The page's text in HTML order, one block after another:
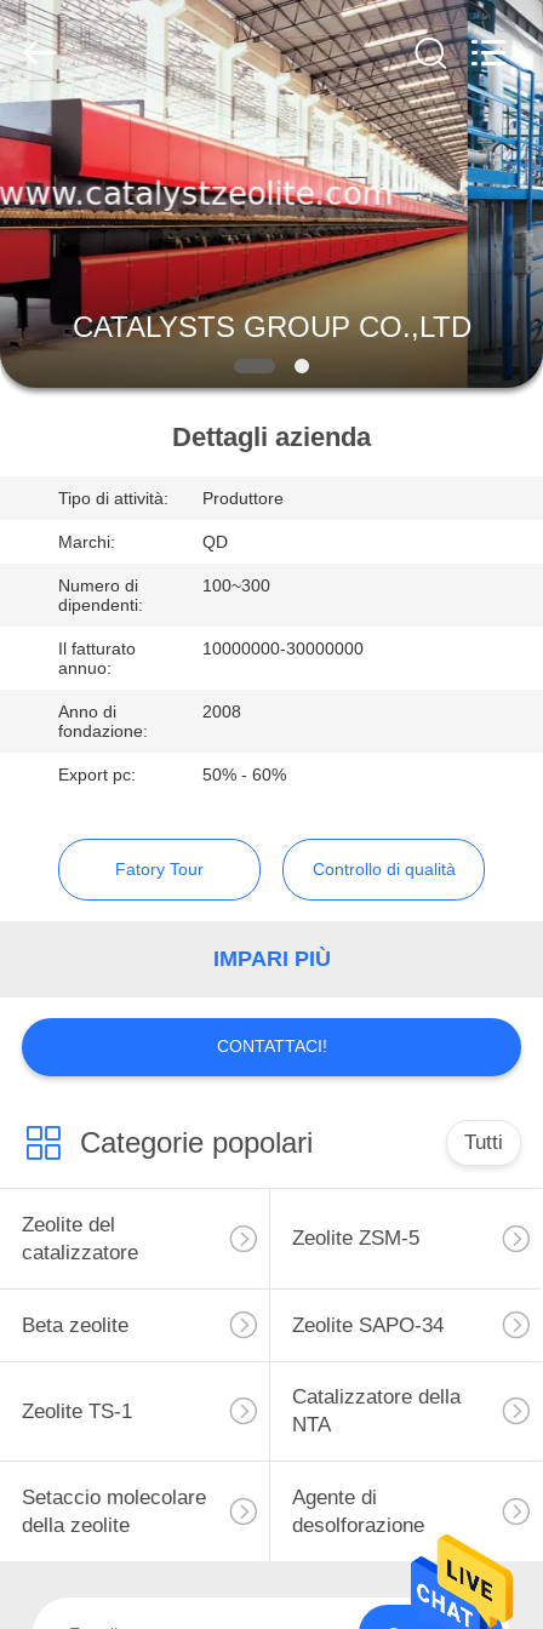
CASA
PRODOTTI
CIRCA
NOI
GIRO
CONTROLLO
QUALITÀ
CONTATTICI
NOTIZIE
CASI
SITO
POLICY
2026
CATALYSTS
GROUP
CO.,LTD.
All
Rights
Reserved.
CATALYSTS GROUP CO.,LTD
Dettagli azienda
Tipo di attività: Produttore
Marchi: QD
Numero di
dipendenti:
100~300
Il fatturato
annuo:
10000000-30000000
Anno di
fondazione:
2008
Export pc: 50% - 60%
Fatory Tour Controllo di qualità
IMPARI PIÙ
CONTATTACI!
Categorie popolari Tutti
Zeolite del
catalizzatore
Zeolite ZSM-5
Beta zeolite Zeolite SAPO-34
Zeolite TS-1
Catalizzatore della
NTA
Setaccio molecolare
della zeolite
Agente di
desolforazione